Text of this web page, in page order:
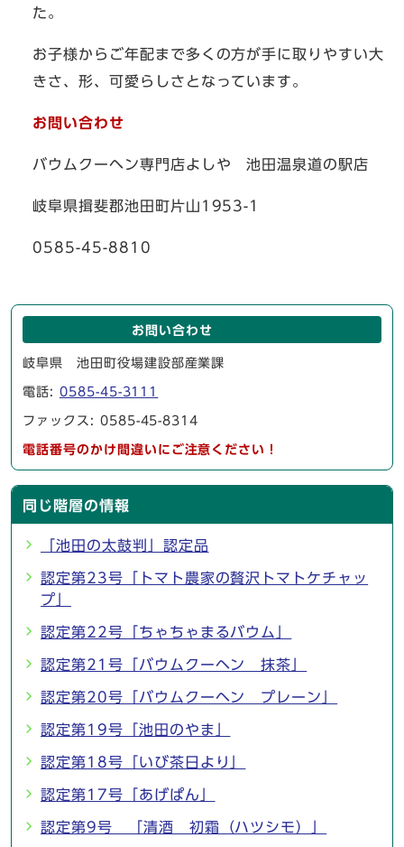
た。
お子様からご年配まで多くの方が手に取りやすい大
きさ、形、可愛らしさとなっています。
お問い合わせ
バウムクーヘン専門店よしや 池田温泉道の駅店
岐阜県揖斐郡池田町片山1953-1
0585-45-8810
お問い合わせ
岐阜県 池田町役場建設部産業課
電話: 0585-45-3111
ファックス: 0585-45-8314
電話番号のかけ間違いにご注意ください！
同じ階層の情報
「池田の太鼓判」認定品
認定第23号「トマト農家の贅沢トマトケチャッ
プ」
認定第22号「ちゃちゃまるバウム」
認定第21号「バウムクーヘン 抹茶」
認定第20号「バウムクーヘン プレーン」
認定第19号「池田のやま」
認定第18号「いび茶日より」
認定第17号「あげぱん」
認定第9号 「清酒 初霜（ハツシモ）」